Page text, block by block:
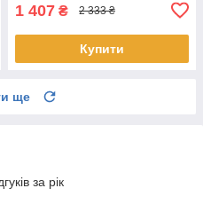
1 407 ₴ 2 333 ₴
Купити
ще
за рік